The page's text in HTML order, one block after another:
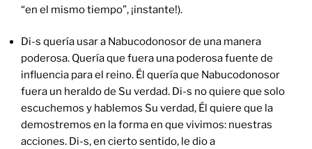
“en el mismo tiempo”, ¡instante!).
Di-s quería usar a Nabucodonosor de una manera
poderosa. Quería que fuera una poderosa fuente de
influencia para el reino. Él quería que Nabucodonosor
fuera un heraldo de Su verdad. Di-s no quiere que solo
escuchemos y hablemos Su verdad, Él quiere que la
demostremos en la forma en que vivimos: nuestras
acciones. Di-s, en cierto sentido, le dio a